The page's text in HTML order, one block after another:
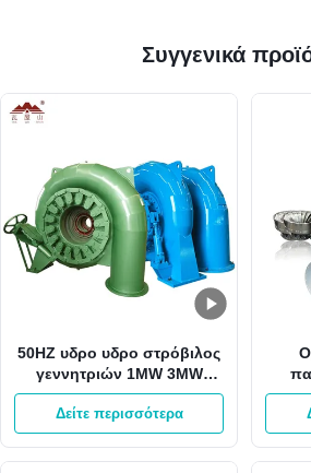
Συγγενικά
50HZ υδρο υδρο στρόβιλος
γεννητριών 1MW 3MW
Pelton Francis δύναμης
Δείτε περισσότερα